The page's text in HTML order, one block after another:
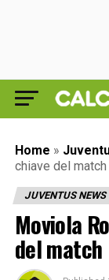
Home »
chiave del match
JUVENTUS NEWS
Moviola
del match